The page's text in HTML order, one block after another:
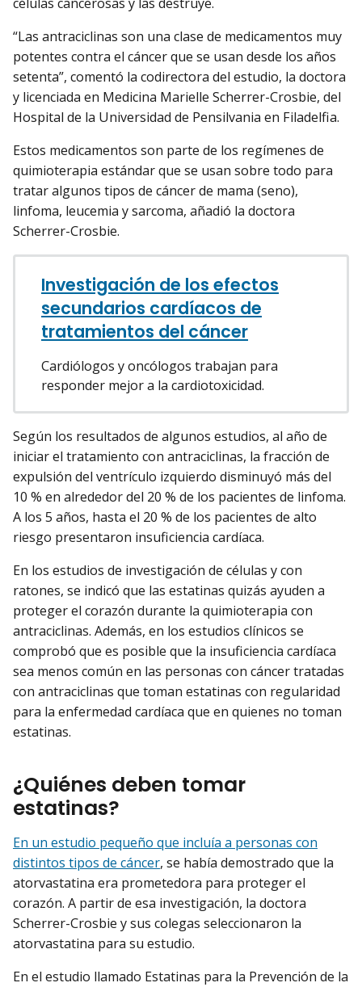
“Las antraciclinas son una clase de medicamentos muy
potentes contra el cáncer que se usan desde los años
setenta”, comentó la codirectora del estudio, la doctora
y licenciada en Medicina Marielle Scherrer-Crosbie, del
Hospital de la Universidad de Pensilvania en Filadelfia.
Estos medicamentos son parte de los regímenes de
quimioterapia estándar que se usan sobre todo para
tratar algunos tipos de cáncer de mama (seno),
linfoma, leucemia y sarcoma, añadió la doctora
Scherrer-Crosbie.
Investigación de los efectos
secundarios cardíacos de
tratamientos del cáncer
Cardiólogos y oncólogos trabajan para
responder mejor a la cardiotoxicidad.
Según los resultados de algunos estudios, al año de
iniciar el tratamiento con antraciclinas, la fracción de
expulsión del ventrículo izquierdo disminuyó más del
10 % en alrededor del 20 % de los pacientes de linfoma.
A los 5 años, hasta el 20 % de los pacientes de alto
riesgo presentaron insuficiencia cardíaca.
En los estudios de investigación de células y con
ratones, se indicó que las estatinas quizás ayuden a
proteger el corazón durante la quimioterapia con
antraciclinas. Además, en los estudios clínicos se
comprobó que es posible que la insuficiencia cardíaca
sea menos común en las personas con cáncer tratadas
con antraciclinas que toman estatinas con regularidad
para la enfermedad cardíaca que en quienes no toman
estatinas.
¿Quiénes deben tomar
estatinas?
En un estudio pequeño que incluía a personas con
distintos tipos de cáncer, se había demostrado que la
atorvastatina era prometedora para proteger el
corazón. A partir de esa investigación, la doctora
Scherrer-Crosbie y sus colegas seleccionaron la
atorvastatina para su estudio.
En el estudio llamado Estatinas para la Prevención de la